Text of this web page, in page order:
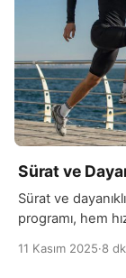
Sürat ve
Sürat ve
programı, hem
haftada üç ile
11 Kasım 2025·8